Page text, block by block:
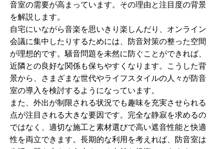
音室の需要が高まっています。その理由と注目度の背景
を解説します。
自宅にいながら音楽を思いきり楽しんだり、オンライン
会議に集中したりするためには、防音対策の整った空間
が理想的です。騒音問題を未然に防ぐことができれば、
近隣との良好な関係も保ちやすくなります。こうした背
景から、さまざまな世代やライフスタイルの人々が防音
室の導入を検討するようになっています。
また、外出が制限される状況でも趣味を充実させられる
点が注目される大きな要因です。完全な静寂を求めるの
ではなく、適切な施工と素材選びで高い遮音性能と快適
性を両立できます。長期的な利用を考えれば、防音室は